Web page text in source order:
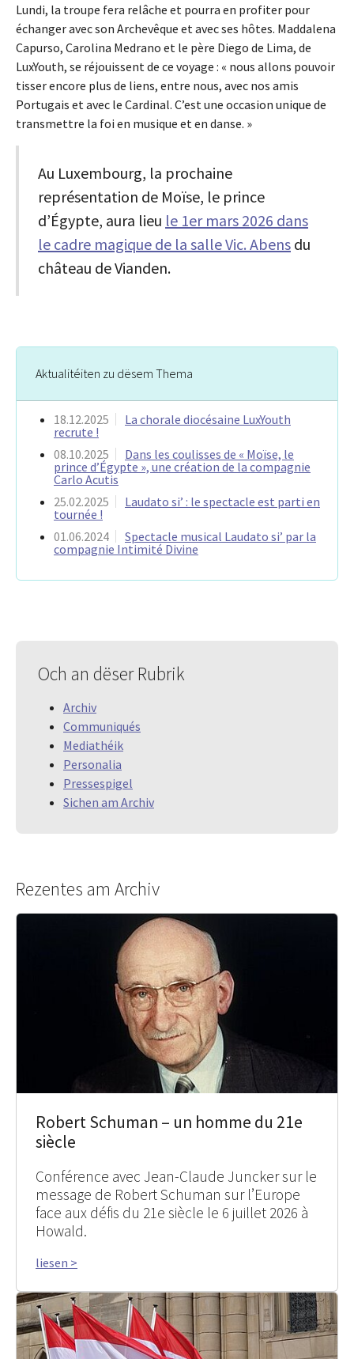
Lundi, la troupe fera relâche et pourra en profiter pour
échanger avec son Archevêque et avec ses hôtes. Maddalena
Capurso, Carolina Medrano et le père Diego de Lima, de
LuxYouth, se réjouissent de ce voyage : « nous allons pouvoir
tisser encore plus de liens, entre nous, avec nos amis
Portugais et avec le Cardinal. C’est une occasion unique de
transmettre la foi en musique et en danse. »
Au Luxembourg, la prochaine
représentation de Moïse, le prince
d’Égypte, aura lieu le 1er mars 2026 dans
le cadre magique de la salle Vic. Abens du
château de Vianden.
Aktualitéiten zu dësem Thema
18.12.2025
La chorale diocésaine LuxYouth
recrute !
08.10.2025
Dans les coulisses de « Moïse, le
prince d’Égypte », une création de la compagnie
Carlo Acutis
25.02.2025
Laudato si’ : le spectacle est parti en
tournée !
01.06.2024
Spectacle musical Laudato si’ par la
compagnie Intimité Divine
Och an dëser Rubrik
Archiv
Communiqués
Mediathéik
Personalia
Pressespigel
Sichen am Archiv
Rezentes am Archiv
Robert Schuman – un homme du 21e
siècle
Conférence avec Jean-Claude Juncker sur le
message de Robert Schuman sur l’Europe
face aux défis du 21e siècle le 6 juillet 2026 à
Howald.
liesen >